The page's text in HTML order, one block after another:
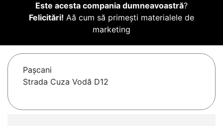
Este acesta compania dumneavoastră?
Felicitări! Aă cum să primești materialele de
marketing
Paşcani
Strada Cuza Vodă D12